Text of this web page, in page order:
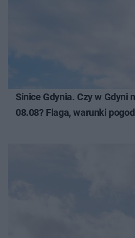
Sinice Gdynia. Czy w Gdyni
08.08? Flaga, warunki